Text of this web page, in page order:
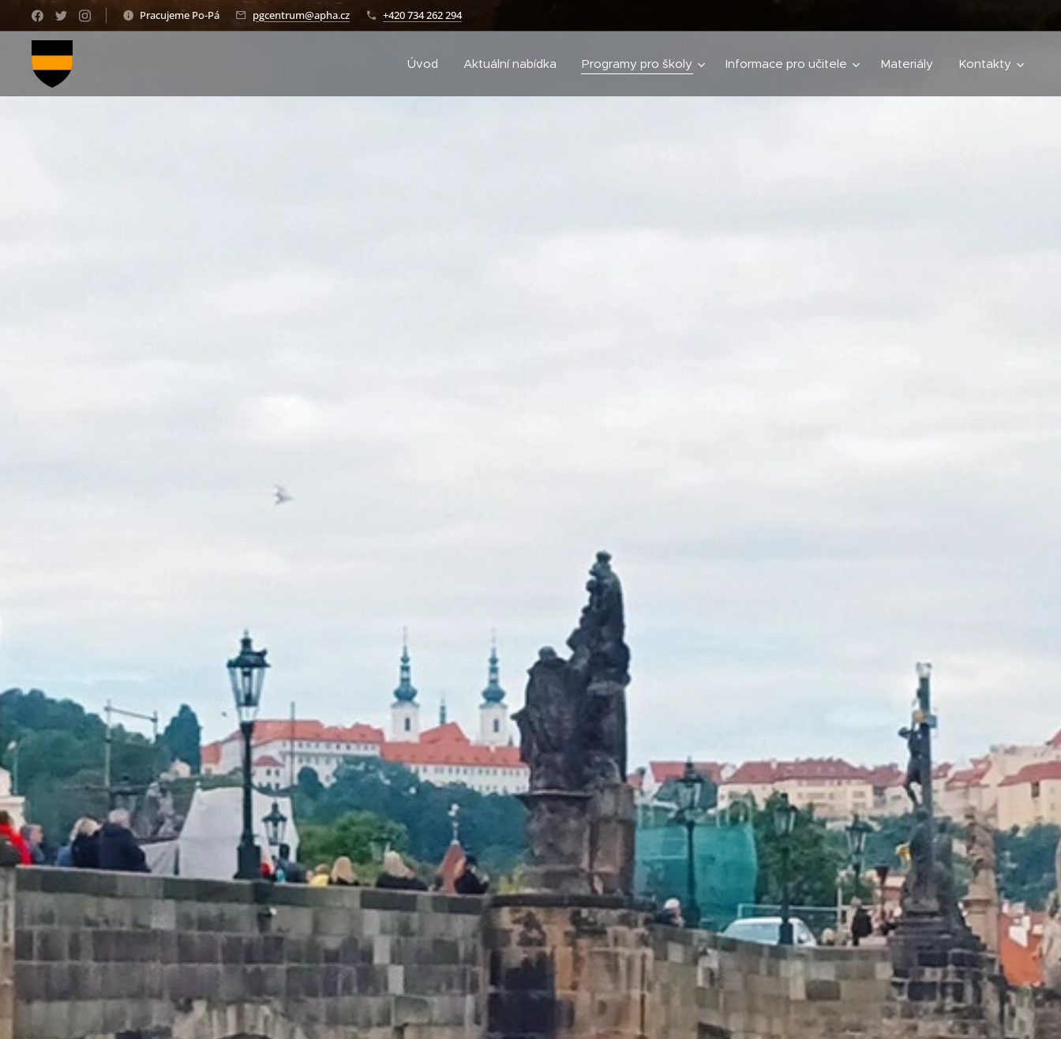
Pracujeme Po-Pá pgcentrum@apha.cz +420 734 262 294
Úvod Aktuální nabídka Programy pro školy Informace pro učitele Materiály Kontakty